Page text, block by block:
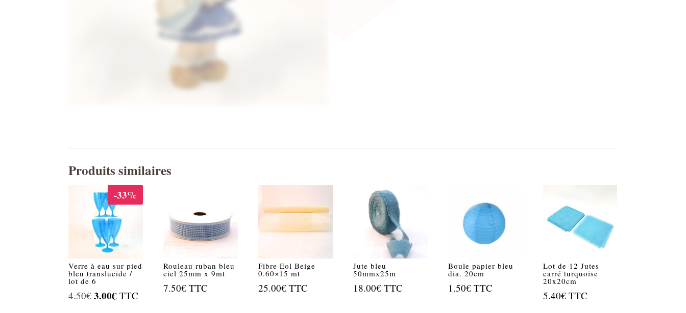
Produits similaires
-33%
Verre à eau sur pied
bleu translucide /
lot de 6
4.50€Le
3.00€ Le
TTC
Rouleau ruban bleu
ciel 25mm x 9mt
7.50€ TTC
Fibre Eol Beige
0.60×15 mt
25.00€ TTC
Jute bleu
50mmx25m
18.00€ TTC
Boule papier bleu
dia. 20cm
1.50€ TTC
Lot de 12 Jutes
carré turquoise
20x20cm
5.40€ TTC